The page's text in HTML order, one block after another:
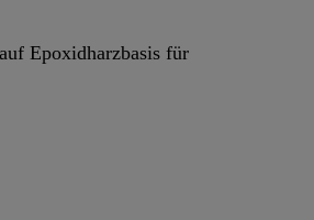
Epoxidharzbasis für